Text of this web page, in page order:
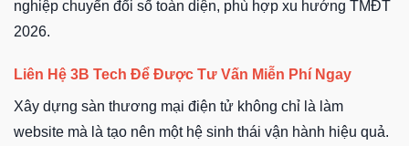
nghiệp chuyển đổi số toàn diện, phù hợp xu hướng TMĐT
2026.
Liên Hệ 3B Tech Để Được Tư Vấn Miễn Phí Ngay
Xây dựng sàn thương mại điện tử không chỉ là làm
website mà là tạo nên một hệ sinh thái vận hành hiệu quả.